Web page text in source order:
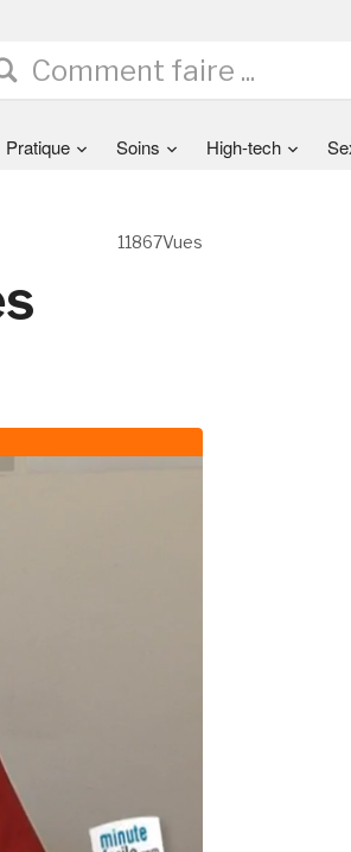
Pratique Soins High-tech
11867Vues